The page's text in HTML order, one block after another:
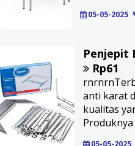
05-05-2025
Rp61
anti karat
kualitas
Produknya
05-05-2025